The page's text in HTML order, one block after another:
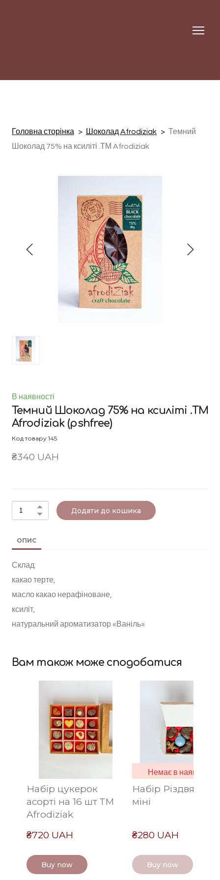
Головна сторінка Шоколад Afrodiziak
Темний
Шоколад 75% на ксиліті .ТМ Afrodiziak
В наявності
Темний Шоколад 75% на ксиліті .ТМ
Afrodiziak (pshfree)
Код товару 145
₴340 UAH
Додати до кошика
ОПИС
Склад:
какао терте,
масло какао нерафіноване,
ксиліт,
натуральний ароматизатор «Ваніль»
Вам також може сподобатися
Набір цукерок
асорті на 16 шт ТМ
Afrodiziak
₴720 UAH
Buy now
Немає в наявності
Набір Різдвяний
міні
₴280 UAH
Buy now